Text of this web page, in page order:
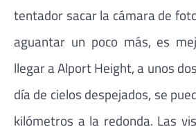
tentador sacar la cámara de
aguantar un poco más, es
llegar a Alport Height, a unos
día de cielos despejados, se
kilómetros a la redonda. Las